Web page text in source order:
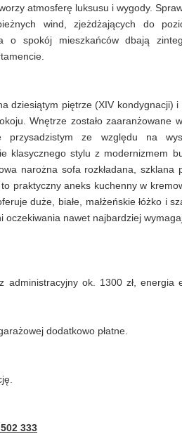
atmosferę luksusu i wygody.
wind, zjeżdżających do
o spokój mieszkańców dbają
dziesiątym piętrze (XIV kondygnacji) i
Wnętrze zostało zaaranżowane
ze względu na
klasycznego stylu z modernizmem
narożna sofa rozkładana,
praktyczny aneks kuchenny w
duże, białe, małżeńskie łóżko i
oczekiwania nawet najbardziej
administracyjny ok. 1300 zł, energia
dodatkowo płatne.
333